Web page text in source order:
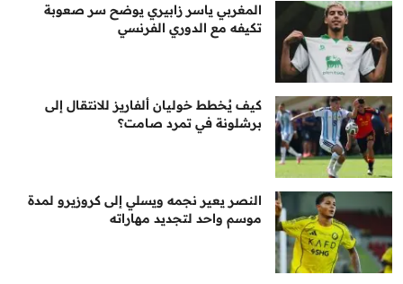
المغربي ياسر زابيري يوضح سر صعوبة
تكيفه مع الدوري الفرنسي
كيف يُخطط خوليان ألفاريز للانتقال إلى
برشلونة في تمرد صامت؟
النصر يعير نجمه ويسلي إلى كروزيرو لمدة
موسم واحد لتجديد مهاراته